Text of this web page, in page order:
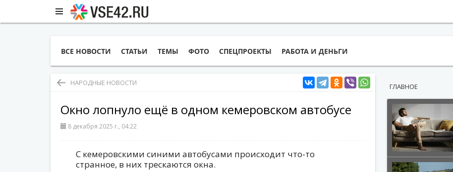
ВСЕ НОВОСТИ СТАТЬИ ТЕМЫ ФОТО СПЕЦПРОЕКТЫ РАБОТА И ДЕНЬГИ
НАРОДНЫЕ НОВОСТИ
Окно лопнуло ещё в одном кемеровском автобусе
8 декабря 2025 г., 04:22
С кемеровскими синими автобусами происходит что-то
странное, в них трескаются окна.
ГЛАВНОЕ